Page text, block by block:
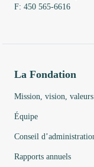
F: 450 565-6616
La Fondation
Mission, vision, valeurs
Équipe
Conseil
Rapports annuels